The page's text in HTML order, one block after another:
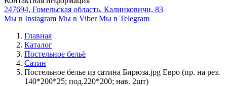
247694, Гомельская область, Калинковичи, 83
Мы в Instagram Мы в Viber Мы в Telegram
Главная
Каталог
Постельное бельё
Сатин
Постельное белье из сатина Бирюза.jpg Евро (пр. на рез.
140*200*25; под.220*200; нав. 2шт)